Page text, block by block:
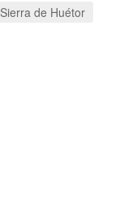
Sierra de Huétor